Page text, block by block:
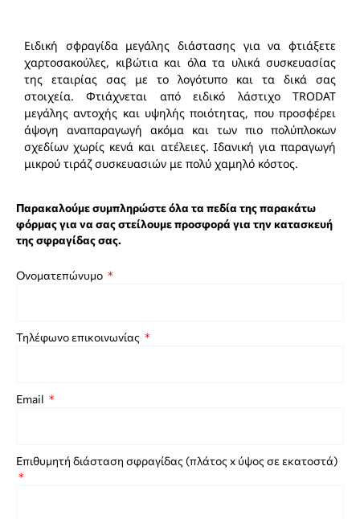
Ειδική σφραγίδα μεγάλης διάστασης για να φτιάξετε
χαρτοσακούλες, κιβώτια και όλα τα υλικά συσκευασίας
της εταιρίας σας με το λογότυπο και τα δικά σας
στοιχεία. Φτιάχνεται από ειδικό λάστιχο TRODAT
μεγάλης αντοχής και υψηλής ποιότητας, που προσφέρει
άψογη αναπαραγωγή ακόμα και των πιο πολύπλοκων
σχεδίων χωρίς κενά και ατέλειες. Ιδανική για παραγωγή
μικρού τιράζ συσκευασιών με πολύ χαμηλό κόστος.
Παρακαλούμε συμπληρώστε όλα τα πεδία της παρακάτω
φόρμας για να σας στείλουμε προσφορά για την κατασκευή
της σφραγίδας σας.
Ονοματεπώνυμο
Τηλέφωνο επικοινωνίας
Email
Επιθυμητή διάσταση σφραγίδας (πλάτος x ύψος σε εκατοστά)